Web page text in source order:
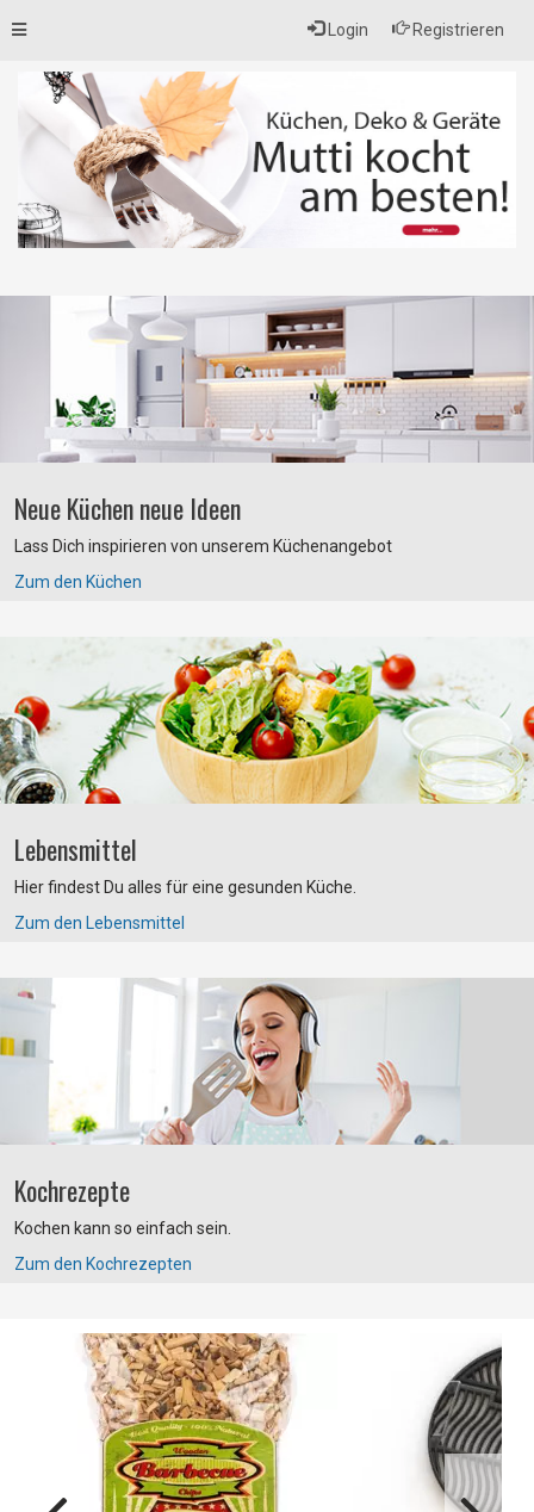
Login Registrieren
Toggle
navigation
Neue Küchen neue Ideen
Lass Dich inspirieren von unserem Küchenangebot
Zum den Küchen
Lebensmittel
Hier findest Du alles für eine gesunden Küche.
Zum den Lebensmittel
Kochrezepte
Kochen kann so einfach sein.
Zum den Kochrezepten